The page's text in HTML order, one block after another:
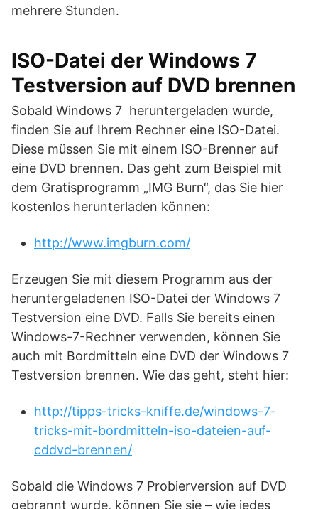
mehrere Stunden.
ISO-Datei der Windows 7
Testversion auf DVD brennen
Sobald Windows 7 heruntergeladen wurde,
finden Sie auf Ihrem Rechner eine ISO-Datei.
Diese müssen Sie mit einem ISO-Brenner auf
eine DVD brennen. Das geht zum Beispiel mit
dem Gratisprogramm „IMG Burn“, das Sie hier
kostenlos herunterladen können:
http://www.imgburn.com/
Erzeugen Sie mit diesem Programm aus der
heruntergeladenen ISO-Datei der Windows 7
Testversion eine DVD. Falls Sie bereits einen
Windows-7-Rechner verwenden, können Sie
auch mit Bordmitteln eine DVD der Windows 7
Testversion brennen. Wie das geht, steht hier:
http://tipps-tricks-kniffe.de/windows-7-
tricks-mit-bordmitteln-iso-dateien-auf-
cddvd-brennen/
Sobald die Windows 7 Probierversion auf DVD
gebrannt wurde, können Sie sie – wie jedes